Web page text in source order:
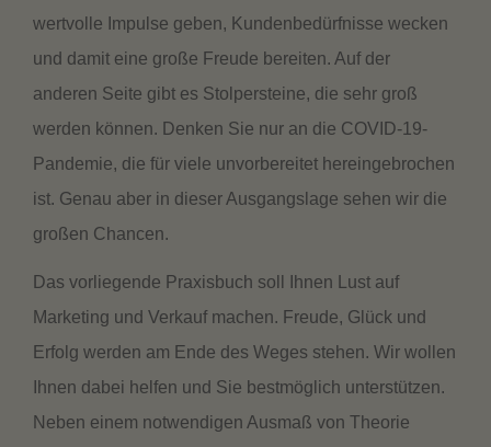
wertvolle Impulse geben, Kundenbedürfnisse wecken
und damit eine große Freude bereiten. Auf der
anderen Seite gibt es Stolpersteine, die sehr groß
werden können. Denken Sie nur an die COVID-19-
Pandemie, die für viele unvorbereitet hereingebrochen
ist. Genau aber in dieser Ausgangslage sehen wir die
großen Chancen.
Das vorliegende Praxisbuch soll Ihnen Lust auf
Marketing und Verkauf machen. Freude, Glück und
Erfolg werden am Ende des Weges stehen. Wir wollen
Ihnen dabei helfen und Sie bestmöglich unterstützen.
Neben einem notwendigen Ausmaß von Theorie